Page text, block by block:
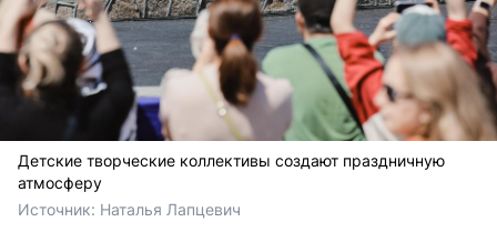
Детские творческие коллективы создают праздничную
атмосферу
Источник: Наталья Лапцевич